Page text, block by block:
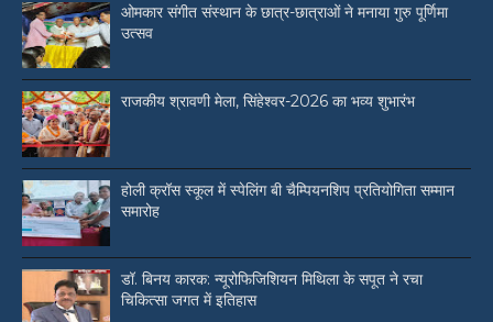
ओमकार संगीत संस्थान के छात्र-छात्राओं ने मनाया गुरु पूर्णिमा
उत्सव
राजकीय श्रावणी मेला, सिंहेश्वर-2026 का भव्य शुभारंभ
होली क्रॉस स्कूल में स्पेलिंग बी चैम्पियनशिप प्रतियोगिता सम्मान
समारोह
डॉ. बिनय कारक: न्यूरोफिजिशियन मिथिला के सपूत ने रचा
चिकित्सा जगत में इतिहास